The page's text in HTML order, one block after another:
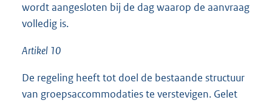
wordt aangesloten bij de dag waarop de aanvraag
volledig is.
Artikel 10
De regeling heeft tot doel de bestaande structuur
van groepsaccommodaties te verstevigen. Gelet